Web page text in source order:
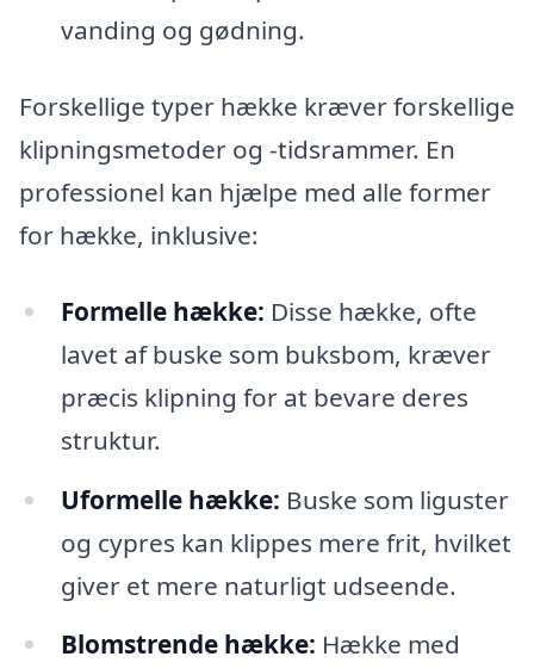
vanding og gødning.
Forskellige typer hække kræver forskellige
klipningsmetoder og -tidsrammer. En
professionel kan hjælpe med alle former
for hække, inklusive:
Formelle hække: Disse hække, ofte
lavet af buske som buksbom, kræver
præcis klipning for at bevare deres
struktur.
Uformelle hække: Buske som liguster
og cypres kan klippes mere frit, hvilket
giver et mere naturligt udseende.
Blomstrende hække: Hække med